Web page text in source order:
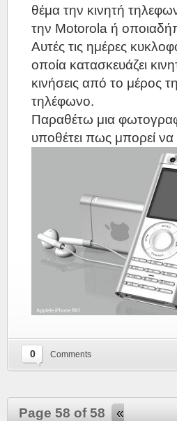
θέμα την κινητή
την Motorola ή
Αυτές τις ημέρες
οποία κατασκευάζει
κινήσεις από το μέρος
τηλέφωνο.
Παραθέτω μια
υποθέτει πως μπορεί να
0 Comments
Page 58 of 58
«